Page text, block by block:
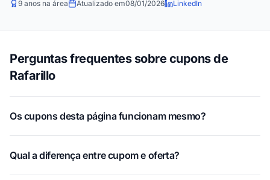
9 anos na área Atualizado em08/01/2026 LinkedIn
Perguntas frequentes sobre cupons de
Rafarillo
Os cupons desta página funcionam mesmo?
Qual a diferença entre cupom e oferta?